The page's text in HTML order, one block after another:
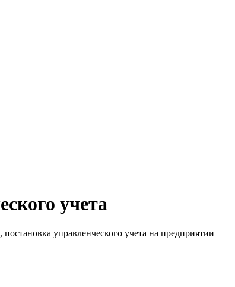
учета
управленческого учета на предприятии